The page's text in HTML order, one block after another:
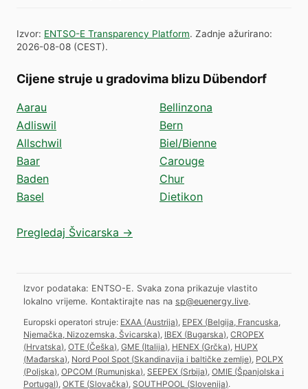
Izvor: ENTSO-E Transparency Platform. Zadnje ažurirano:
2026-08-08 (CEST).
Cijene struje u gradovima blizu Dübendorf
Aarau
Adliswil
Allschwil
Baar
Baden
Basel
Bellinzona
Bern
Biel/Bienne
Carouge
Chur
Dietikon
Pregledaj Švicarska →
Izvor podataka: ENTSO-E. Svaka zona prikazuje vlastito
lokalno vrijeme. Kontaktirajte nas na sp@euenergy.live.
Europski operatori struje: EXAA (Austrija) EPEX (Belgija, Francuska,
Njemačka, Nizozemska, Švicarska) IBEX (Bugarska) CROPEX
(Hrvatska) OTE (Češka) GME (Italija) HENEX (Grčka) HUPX
(Mađarska) Nord Pool Spot (Skandinavija i baltičke zemlje) POLPX
(Poljska) OPCOM (Rumunjska) SEEPEX (Srbija) OMIE (Španjolska i
Portugal) OKTE (Slovačka) SOUTHPOOL (Slovenija).